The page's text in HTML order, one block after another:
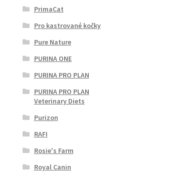
PrimaCat
Pro kastrované kočky
Pure Nature
PURINA ONE
PURINA PRO PLAN
PURINA PRO PLAN
Veterinary Diets
Purizon
RAFI
Rosie's Farm
Royal Canin